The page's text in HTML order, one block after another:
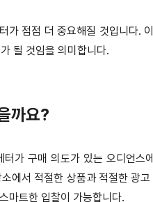
점점 더 중요해질 것입니다.
될 것임을 의미합니다.
까요?
가 구매 의도가 있는 오디언스
에서 적절한 상품과 적절한 광
마트한 입찰이 가능합니다.